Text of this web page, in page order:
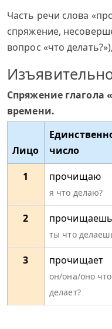
Часть речи слова
спряжение,
вопрос «что
Спряжение глагола
времени.
Лицо
число
1
прочищаю
я что делаю?
2 прочищаешь
ты что
3 прочищает
он/она/оно что
делает?